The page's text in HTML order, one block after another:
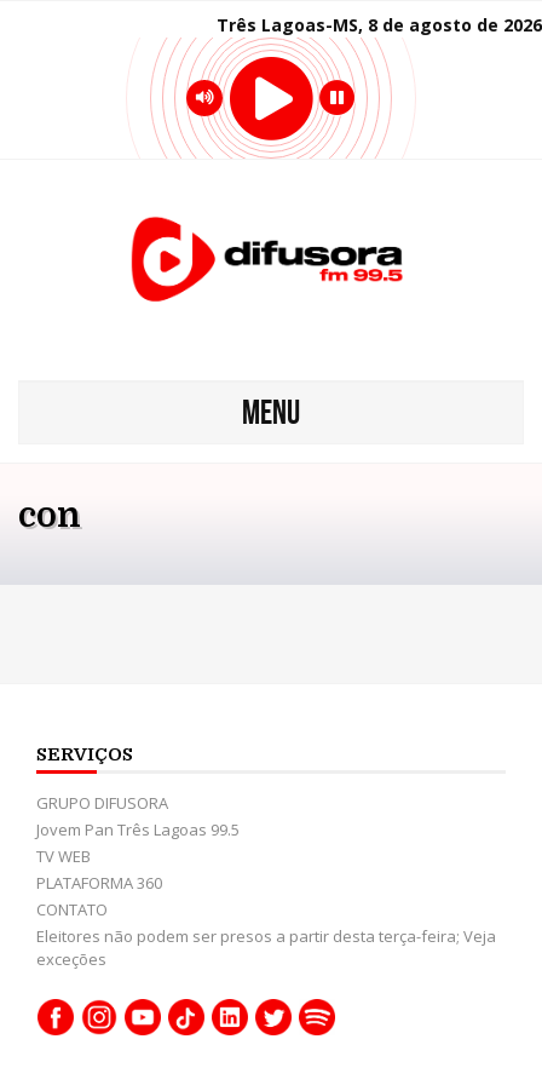
Três Lagoas-MS, 8 de agosto de 2026
MENU
con
SERVIÇOS
GRUPO DIFUSORA
Jovem Pan Três Lagoas 99.5
TV WEB
PLATAFORMA 360
CONTATO
Eleitores não podem ser presos a partir desta terça-feira; Veja
exceções